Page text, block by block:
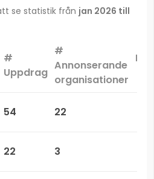
se statistik från jan 2026 till
#
Uppdrag
#
Annonserande
organisationer
54 22
22 3